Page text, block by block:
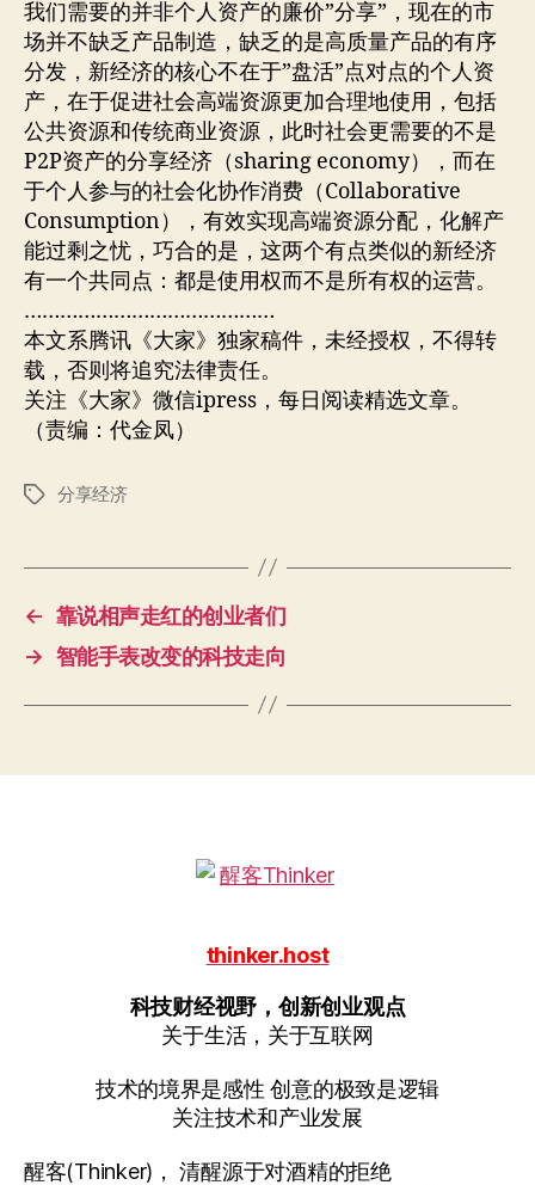
我们需要的并非个人资产的廉价”分享”，现在的市
场并不缺乏产品制造，缺乏的是高质量产品的有序
分发，新经济的核心不在于”盘活”点对点的个人资
产，在于促进社会高端资源更加合理地使用，包括
公共资源和传统商业资源，此时社会更需要的不是
P2P资产的分享经济（sharing economy），而在
于个人参与的社会化协作消费（Collaborative
Consumption），有效实现高端资源分配，化解产
能过剩之忧，巧合的是，这两个有点类似的新经济
有一个共同点：都是使用权而不是所有权的运营。
……………………………………
本文系腾讯《大家》独家稿件，未经授权，不得转
载，否则将追究法律责任。
关注《大家》微信ipress，每日阅读精选文章。
（责编：代金凤）
标
分享经济
← 靠说相声走红的创业者们
→ 智能手表改变的科技走向
thinker.host
科技财经视野，创新创业观点
关于生活，关于互联网
技术的境界是感性 创意的极致是逻辑
关注技术和产业发展
醒客(Thinker)， 清醒源于对酒精的拒绝